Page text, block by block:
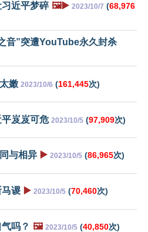
近平梦碎 🖼️▶️ 2023/10/7 (68,976
音”突遭YouTube永久封杀
嫩 2023/10/6 (161,445次)
岌岌可危 2023/10/5 (97,909次)
与相异 ▶️ 2023/10/5 (86,965次)
马谡 ▶️ 2023/10/5 (70,460次)
吗？ 🖼️ 2023/10/5 (40,850次)